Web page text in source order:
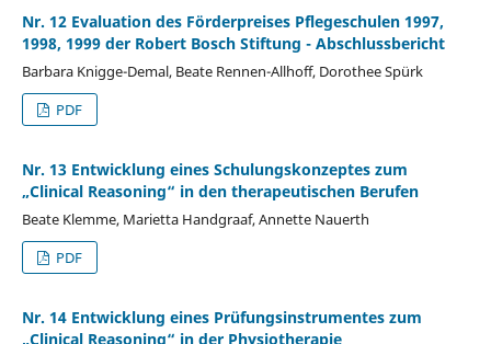
Nr. 12 Evaluation des Förderpreises Pflegeschulen 1997,
1998, 1999 der Robert Bosch Stiftung - Abschlussbericht
Barbara Knigge-Demal, Beate Rennen-Allhoff, Dorothee Spürk
PDF
Nr. 13 Entwicklung eines Schulungskonzeptes zum
„Clinical Reasoning“ in den therapeutischen Berufen
Beate Klemme, Marietta Handgraaf, Annette Nauerth
PDF
Nr. 14 Entwicklung eines Prüfungsinstrumentes zum
„Clinical Reasoning“ in der Physiotherapie